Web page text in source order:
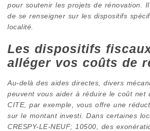
pour soutenir les projets de rénovation.
de se renseigner sur les dispositifs
localité.
Les dispositifs
alléger vos coûts de
Au-delà des aides directes, divers
peuvent vous aider à réduire le coût net
CITE, par exemple, vous offre une
sur le montant investi. Dans certaines
CRESPY-LE-NEUF; 10500, des